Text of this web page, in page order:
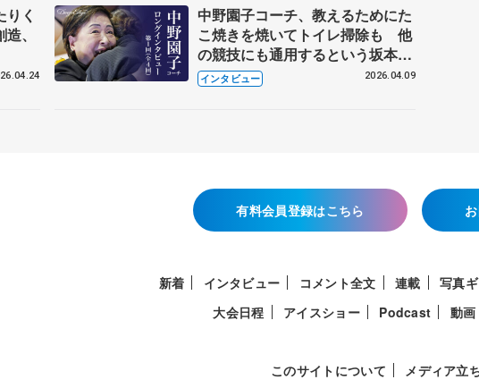
く
、
中野園子コーチ、教えるためにた
こ焼きを焼いてトイレ掃除も 他
の競技にも通用するという坂本花
織の筋肉
インタビュー 2026.04.09
有料会員登録はこちら
新着 インタビュー コメント全文 連載 写真
大会日程
アイスショー Podcast 動画
このサイトについて メディア立